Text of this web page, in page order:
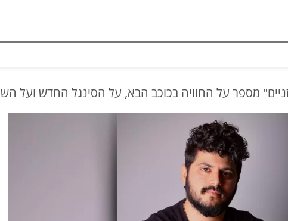
מספר על החוויה בכוכב הבא, על הסינגל החדש